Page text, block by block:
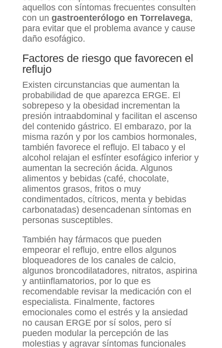
aquellos con síntomas frecuentes consulten
con un gastroenterólogo en Torrelavega,
para evitar que el problema avance y cause
daño esofágico.
Factores de riesgo que favorecen el
reflujo
Existen circunstancias que aumentan la
probabilidad de que aparezca ERGE. El
sobrepeso y la obesidad incrementan la
presión intraabdominal y facilitan el ascenso
del contenido gástrico. El embarazo, por la
misma razón y por los cambios hormonales,
también favorece el reflujo. El tabaco y el
alcohol relajan el esfínter esofágico inferior y
aumentan la secreción ácida. Algunos
alimentos y bebidas (café, chocolate,
alimentos grasos, fritos o muy
condimentados, cítricos, menta y bebidas
carbonatadas) desencadenan síntomas en
personas susceptibles.
También hay fármacos que pueden
empeorar el reflujo, entre ellos algunos
bloqueadores de los canales de calcio,
algunos broncodilatadores, nitratos, aspirina
y antiinflamatorios, por lo que es
recomendable revisar la medicación con el
especialista. Finalmente, factores
emocionales como el estrés y la ansiedad
no causan ERGE por sí solos, pero sí
pueden modular la percepción de las
molestias y agravar síntomas funcionales